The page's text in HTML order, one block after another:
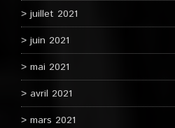
juillet 2021
juin 2021
mai 2021
avril 2021
mars 2021